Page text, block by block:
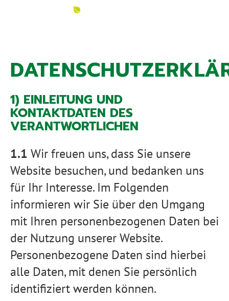
1) EINLEITUNG UND
KONTAKTDATEN DES
VERANTWORTLICHEN
1.1 Wir freuen uns, dass Sie unsere
Website besuchen, und bedanken uns
für Ihr Interesse. Im Folgenden
informieren wir Sie über den Umgang
mit Ihren personenbezogenen Daten bei
der Nutzung unserer Website.
Personenbezogene Daten sind hierbei
alle Daten, mit denen Sie persönlich
identifiziert werden können.